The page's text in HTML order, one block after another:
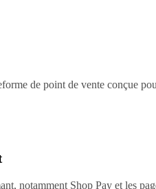
de point de vente conçue
notamment Shop Pay et les